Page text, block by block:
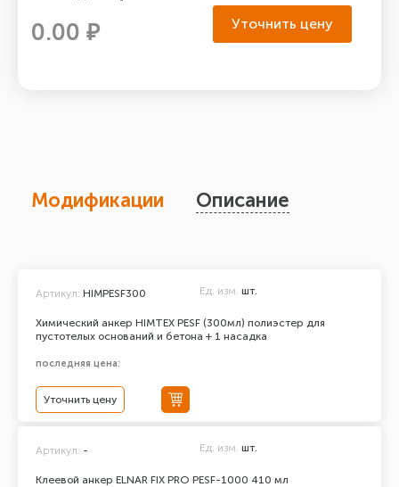
0.00 ₽ Уточнить цену
Модификации Описание
Химический анкер HIMTEX PESF (300мл) полиэстер для
пустотелых оснований и бетона + 1 насадка
Артикул: HIMPESF300 Ед. изм. шт.
последняя цена:
Уточнить цену
Клеевой анкер ELNAR FIX PRO PESF-1000 410 мл
Артикул: - Ед. изм. шт.